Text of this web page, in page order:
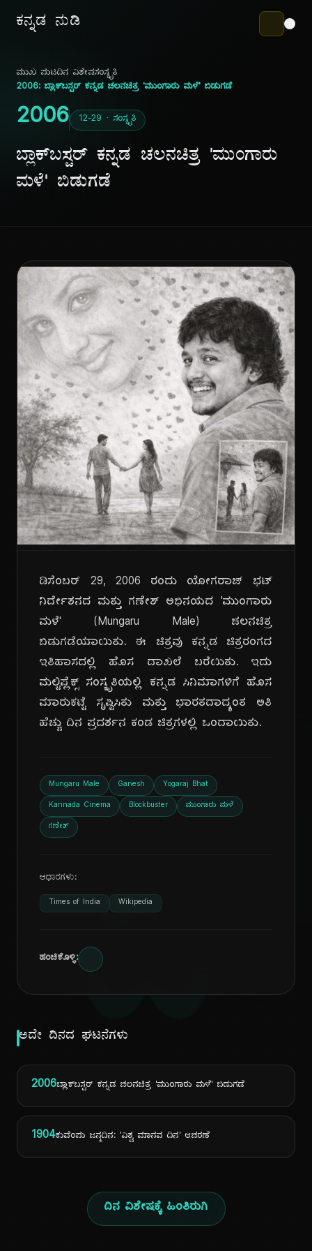
ಕನ್ನಡ ನುಡಿ
ದಿ
ಮುಖ ಪುಟದಿನ ವಿಶೇಷಸಂಸ್ಕೃತಿ
2006: ಬ್ಲಾಕ್‌ಬಸ್ಟರ್ ಕನ್ನಡ ಚಲನಚಿತ್ರ 'ಮುಂಗಾರು ಮಳೆ' ಬಿಡುಗಡೆ
2006 12-29 · ಸಂಸ್ಕೃತಿ
ಬ್ಲಾಕ್‌ಬಸ್ಟರ್ ಕನ್ನಡ ಚಲನಚಿತ್ರ 'ಮುಂಗಾರು
ಮಳೆ' ಬಿಡುಗಡೆ
ಡಿಸೆಂಬರ್ 29, 2006 ರಂದು ಯೋಗರಾಜ್ ಭಟ್
ನಿರ್ದೇಶನದ ಮತ್ತು ಗಣೇಶ್ ಅಭಿನಯದ 'ಮುಂಗಾರು
ಮಳೆ' (Mungaru Male) ಚಲನಚಿತ್ರ
ಬಿಡುಗಡೆಯಾಯಿತು. ಈ ಚಿತ್ರವು ಕನ್ನಡ ಚಿತ್ರರಂಗದ
ಇತಿಹಾಸದಲ್ಲಿ ಹೊಸ ದಾಖಲೆ ಬರೆಯಿತು. ಇದು
ಮಲ್ಟಿಪ್ಲೆಕ್ಸ್ ಸಂಸ್ಕೃತಿಯಲ್ಲಿ ಕನ್ನಡ ಸಿನಿಮಾಗಳಿಗೆ ಹೊಸ
ಮಾರುಕಟ್ಟೆ ಸೃಷ್ಟಿಸಿತು ಮತ್ತು ಭಾರತದಾದ್ಯಂತ ಅತಿ
ಹೆಚ್ಚು ದಿನ ಪ್ರದರ್ಶನ ಕಂಡ ಚಿತ್ರಗಳಲ್ಲಿ ಒಂದಾಯಿತು.
Mungaru Male Ganesh Yogaraj Bhat
Kannada Cinema Blockbuster ಮುಂಗಾರು ಮಳೆ
ಗಣೇಶ್
ಆಧಾರಗಳು:
Times of India Wikipedia
ಹಂಚಿಕೊಳ್ಳಿ:
ಅದೇ ದಿನದ ಘಟನೆಗಳು
2006ಬ್ಲಾಕ್‌ಬಸ್ಟರ್ ಕನ್ನಡ ಚಲನಚಿತ್ರ 'ಮುಂಗಾರು ಮಳೆ' ಬಿಡುಗಡೆ
1904ಕುವೆಂಪು ಜನ್ಮದಿನ: 'ವಿಶ್ವ ಮಾನವ ದಿನ' ಆಚರಣೆ
ದಿನ ವಿಶೇಷಕ್ಕೆ ಹಿಂತಿರುಗಿ